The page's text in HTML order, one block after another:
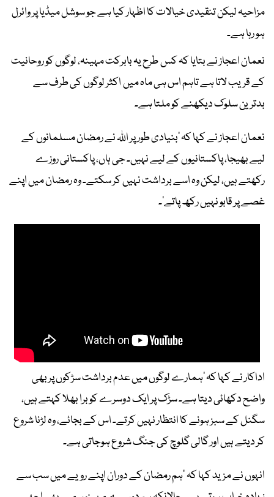
مزاحیہ لیکن تنقیدی خیالات کا اظہار کیا ہے جو سوشل میڈیا پر وائرل
ہو رہا ہے۔
نعمان اعجاز نے بتایا کہ کس طرح یہ بابرکت مہینہ، لوگوں کو روحانیت
کے قریب لاتا ہے تاہم اس ہی ماہ میں اکثر لوگوں کی طرف سے
بدترین سلوک دیکھنے کو ملتا ہے۔
نعمان اعجاز نے کہا کہ ’بنیادی طور پر اللہ نے رمضان مسلمانوں کے
لیے بھیجا، پاکستانیوں کے لیے نہیں۔ جی ہاں، پاکستانی روزے
رکھتے ہیں، لیکن وہ اسے برداشت نہیں کر سکتے۔ وہ رمضان میں اپنے
غصے پر قابو نہیں رکھ پاتے‘۔
اداکار نے کہا کہ ’ہمارے لوگوں میں عدم برداشت سڑکوں پر بھی
واضح دکھائی دیتا ہے۔ سڑک پر ایک دوسرے کو برا بھلا کہتے ہیں،
سگنل کے سبز ہونے کا انتظار نہیں کرتے۔ اس کے بجائے، وہ لڑنا شروع
کر دیتے ہیں اور گالی گلوچ کی جنگ شروع ہوجاتی ہے۔
انہوں نے مزید کہا کہ ’ہم رمضان کے دوران اپنے رویے میں سب سے